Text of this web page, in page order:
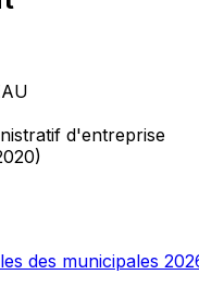
d'entreprise
des municipales